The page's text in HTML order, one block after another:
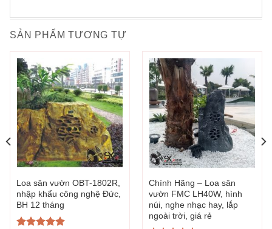
SẢN PHẨM TƯƠNG TỰ
Loa sân vườn OBT-1802R,
nhập khẩu công nghệ Đức,
BH 12 tháng
Chính Hãng – Loa sân
vườn FMC LH40W, hình
núi, nghe nhạc hay, lắp
ngoài trời, giá rẻ